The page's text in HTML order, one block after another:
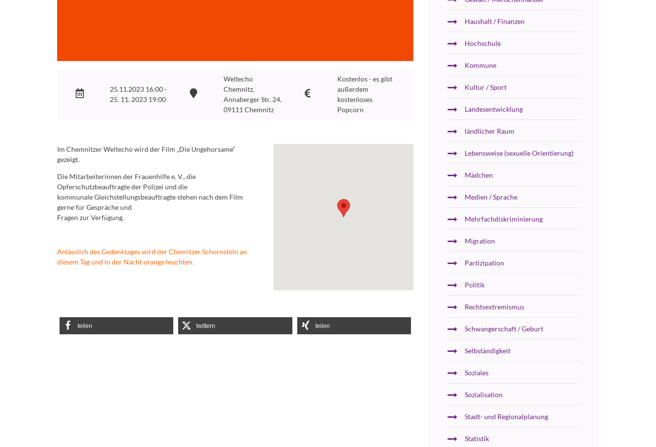
25.11.2023 16:00 -
25. 11. 2023 19:00
Weltecho
Chemnitz,
Annaberger Str. 24,
09111 Chemnitz
Kostenlos - es gibt
außerdem
kostenloses
Popcorn
Im Chemnitzer Weltecho wird der Film „Die Ungehorsame“
gezeigt.
Die Mitarbeiterinnen der Frauenhilfe e. V., die
Opferschutzbeauftragte der Polizei und die
kommunale Gleichstellungsbeauftragte stehen nach dem Film
gerne für Gespräche und
Fragen zur Verfügung.
Anlässlich des Gedenktages wird der Chemitzer Schornstein an
diesem Tag und in der Nacht orange leuchten.
teilen twittern teilen
Haushalt / Finanzen
Hochschule
Kommune
Kultur / Sport
Landesentwicklung
ländlicher Raum
Lebensweise (sexuelle Orientierung)
Mädchen
Medien / Sprache
Mehrfachdiskriminierung
Migration
Partizipation
Politik
Rechtsextremismus
Schwangerschaft / Geburt
Selbständigkeit
Soziales
Sozialisation
Stadt- und Regionalplanung
Statistik